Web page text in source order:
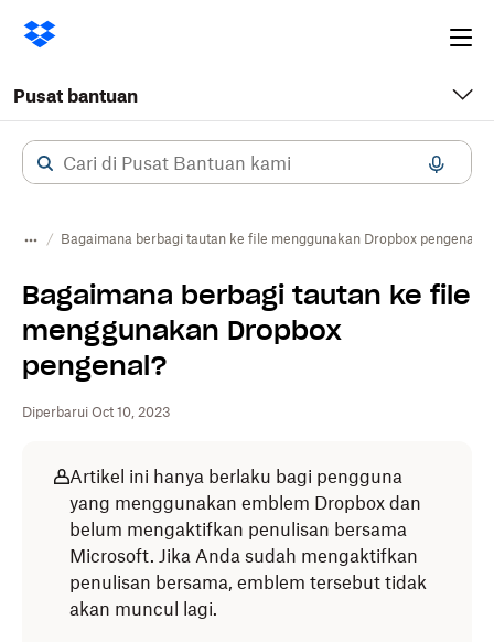
Pusat bantuan
Bagaimana berbagi tautan ke file menggunakan Dropbox pengenal?
Bagaimana berbagi tautan ke file
menggunakan Dropbox
pengenal?
Diperbarui Oct 10, 2023
Artikel ini hanya berlaku bagi pengguna
yang menggunakan emblem Dropbox dan
belum mengaktifkan penulisan bersama
Microsoft. Jika Anda sudah mengaktifkan
penulisan bersama, emblem tersebut tidak
akan muncul lagi.